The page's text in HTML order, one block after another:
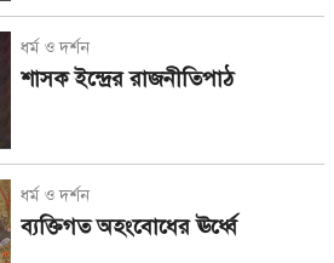
ধর্ম ও দর্শন
শাসক ইন্দ্রের রাজনীতিপাঠ
ধর্ম ও দর্শন
ব্যক্তিগত অহংবোধের ঊর্ধ্বে